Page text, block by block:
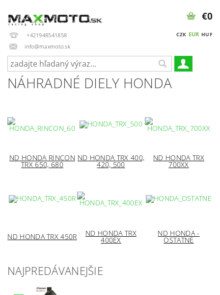
+421948541858
info@maxmoto.sk
CZK EUR HUF
€0
NÁHRADNÉ DIELY HONDA
ND HONDA RINCON
TRX 650, 680
ND HONDA TRX 400,
420, 500
ND HONDA TRX
700XX
ND HONDA TRX 450R ND HONDA TRX
400EX
ND HONDA -
OSTATNÉ
NAJPREDÁVANEJŠIE